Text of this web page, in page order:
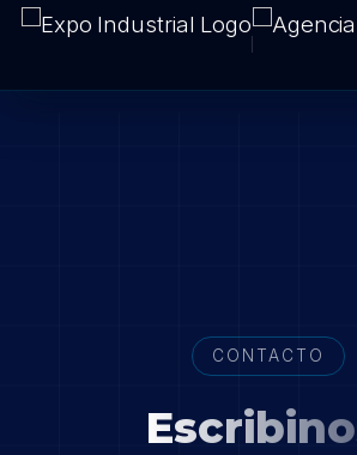
CONTACTO